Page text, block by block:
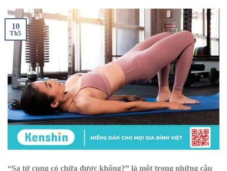
10
Th5
“Sa tử cung có chữa được không?” là một trong những câu